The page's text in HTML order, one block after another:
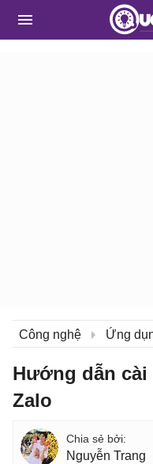
Công nghệ Ứng
Hướng dẫn
Zalo
Nguyễn Trang